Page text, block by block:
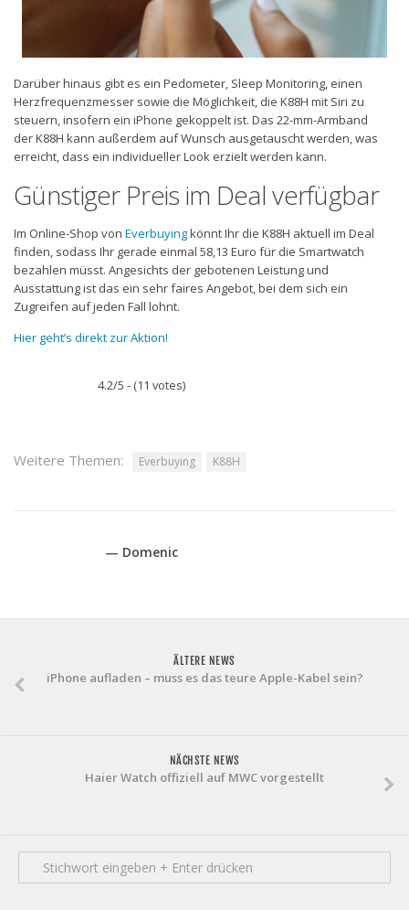
Darüber hinaus gibt es ein Pedometer, Sleep Monitoring, einen
Herzfrequenzmesser sowie die Möglichkeit, die K88H mit Siri zu
steuern, insofern ein iPhone gekoppelt ist. Das 22-mm-Armband
der K88H kann außerdem auf Wunsch ausgetauscht werden, was
erreicht, dass ein individueller Look erzielt werden kann.
Günstiger Preis im Deal verfügbar
Im Online-Shop von Everbuyingkönnt Ihr die K88H aktuell im Deal
finden, sodass Ihr gerade einmal 58,13 Euro für die Smartwatch
bezahlen müsst. Angesichts der gebotenen Leistung und
Ausstattung ist das ein sehr faires Angebot, bei dem sich ein
Zugreifen auf jeden Fall lohnt.
Hier geht’s direkt zur Aktion!
4.2/5 - (11 votes)
Weitere Themen: Everbuying K88H
— Domenic
ÄLTERE NEWS
iPhone aufladen – muss es das teure Apple-Kabel sein?
NÄCHSTE NEWS
Haier Watch offiziell auf MWC vorgestellt